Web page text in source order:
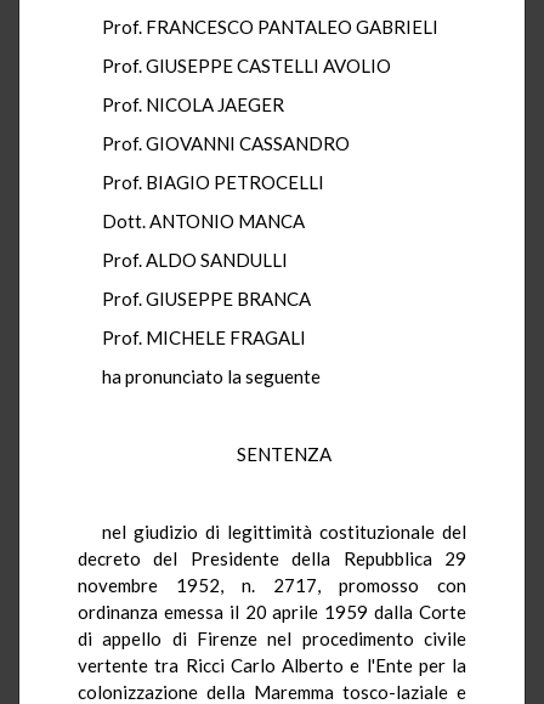
Prof. FRANCESCO PANTALEO GABRIELI
Prof. GIUSEPPE CASTELLI AVOLIO
Prof. NICOLA JAEGER
Prof. GIOVANNI CASSANDRO
Prof. BIAGIO PETROCELLI
Dott. ANTONIO MANCA
Prof. ALDO SANDULLI
Prof. GIUSEPPE BRANCA
Prof. MICHELE FRAGALI
ha pronunciato la seguente
SENTENZA
nel giudizio di legittimità costituzionale del
decreto del Presidente della Repubblica 29
novembre 1952, n. 2717, promosso con
ordinanza emessa il 20 aprile 1959 dalla Corte
di appello di Firenze nel procedimento civile
vertente tra Ricci Carlo Alberto e l'Ente per la
colonizzazione della Maremma tosco-laziale e